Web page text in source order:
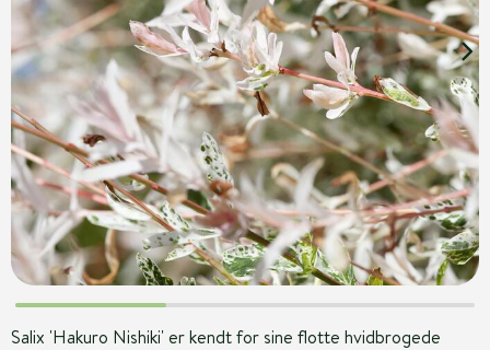
Salix 'Hakuro Nishiki' er kendt for sine flotte hvidbrogede